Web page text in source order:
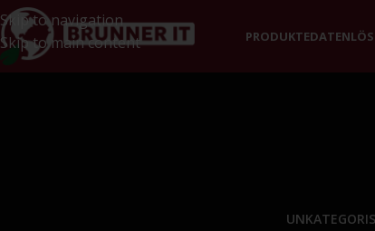
Skip to navigation
Skip to main content
PRODUKTE